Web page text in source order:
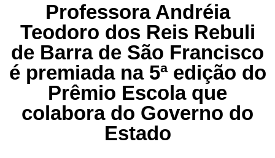
Professora Andréia
Teodoro dos Reis Rebuli
de Barra de São Francisco
é premiada na 5ª edição do
Prêmio Escola que
colabora do Governo do
Estado